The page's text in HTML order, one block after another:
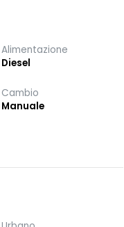
Alimentazione
Diesel
Cambio
Manuale